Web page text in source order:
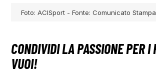
Foto: ACISport - Fonte: Comunicato Stampa